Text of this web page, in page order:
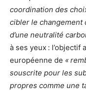
coordination des
cibler le changement
d’une neutralité
à ses yeux : l’objectif
européenne de «
souscrite pour les
propres comme une